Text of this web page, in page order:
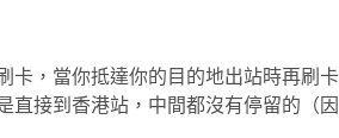
卡，當你抵達你的目的地出站時再刷卡
直接到香港站，中間都沒有停留的（因